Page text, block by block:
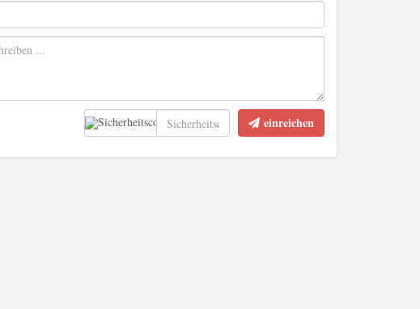
einreichen